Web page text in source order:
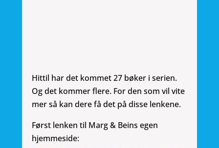
Hittil har det kommet 27 bøker i serien.
Og det kommer flere. For den som vil vite
mer så kan dere få det på disse lenkene.
Først lenken til Marg & Beins egen
hjemmeside: